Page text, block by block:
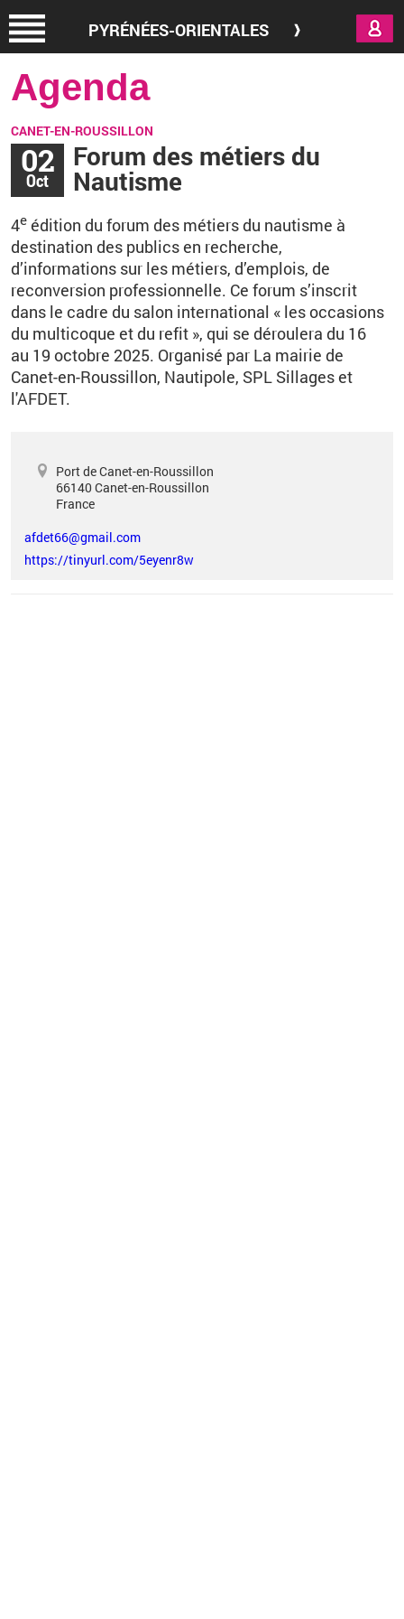
PYRÉNÉES-ORIENTALES
Agenda
CANET-EN-ROUSSILLON
02
Oct
Forum des métiers du
Nautisme
4e édition du forum des métiers du nautisme à
destination des publics en recherche,
d’informations sur les métiers, d’emplois, de
reconversion professionnelle. Ce forum s’inscrit
dans le cadre du salon international « les occasions
du multicoque et du refit », qui se déroulera du 16
au 19 octobre 2025. Organisé par La mairie de
Canet-en-Roussillon, Nautipole, SPL Sillages et
l'AFDET.
Port de Canet-en-Roussillon
66140 Canet-en-Roussillon
France
afdet66@gmail.com
https://tinyurl.com/5eyenr8w